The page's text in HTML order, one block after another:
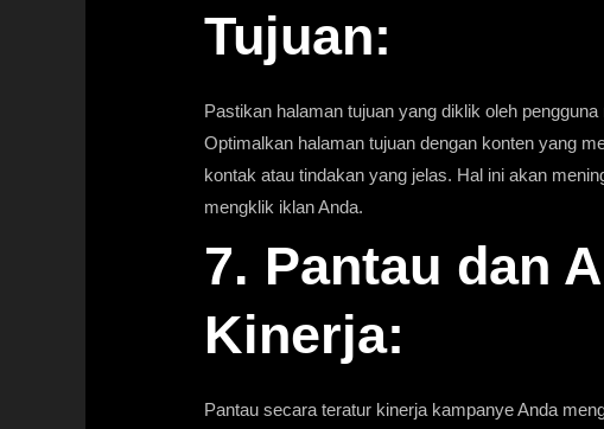
Tujuan:
Pastikan halaman tujuan yang diklik oleh
Optimalkan halaman tujuan dengan konten yang
kontak atau tindakan yang jelas. Hal ini akan
mengklik iklan Anda.
7. Pantau dan
Kinerja:
Pantau secara teratur kinerja kampanye Anda